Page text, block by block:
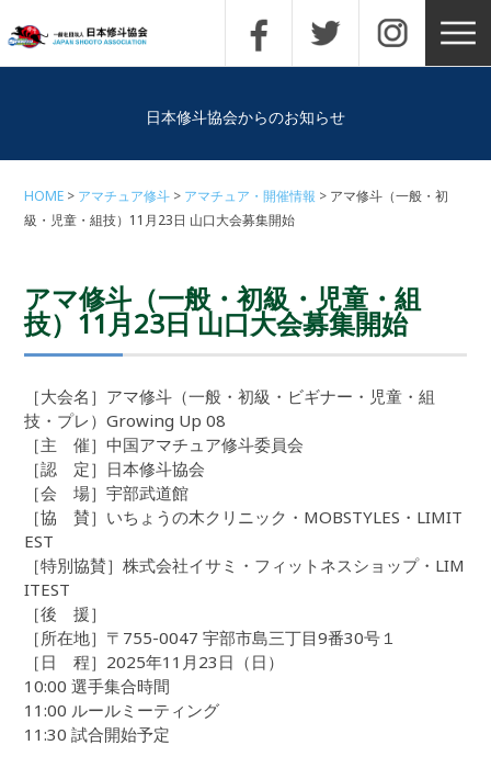
日本修斗協会からのお知らせ
HOME アマチュア修斗 アマチュア・開催情報
アマ修斗（一般・初
級・児童・組技）11月23日 山口大会募集開始
アマ修斗（一般・初級・児童・組
技）11月23日 山口大会募集開始
［大会名］アマ修斗（一般・初級・ビギナー・児童・組
技・プレ）Growing Up 08
［主 催］中国アマチュア修斗委員会
［認 定］日本修斗協会
［会 場］宇部武道館
［協 賛］いちょうの木クリニック・MOBSTYLES・LIMIT
EST
［特別協賛］株式会社イサミ・フィットネスショップ・LIM
ITEST
［後 援］
［所在地］〒755-0047 宇部市島三丁目9番30号１
［日 程］2025年11月23日（日）
10:00 選手集合時間
11:00 ルールミーティング
11:30 試合開始予定